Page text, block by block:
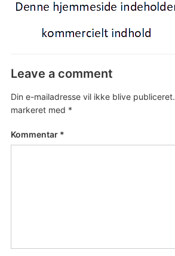
Leave a comment
Din e-mailadresse vil ikke blive publiceret.
markeret med *
Kommentar *